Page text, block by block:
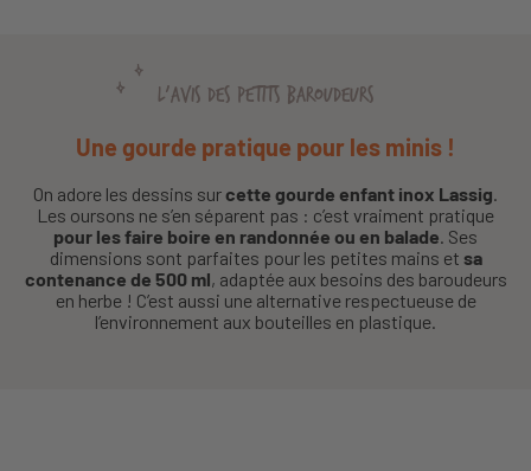
L'AVIS DES PETITS BAROUDEURS
Une gourde pratique pour les minis !
On adore les dessins surcette gourde enfant inox Lassig.
Les oursons ne s’en séparent pas : c’est vraiment pratique
pour les faire boire en randonnée ou en balade. Ses
dimensions sont parfaites pour les petites mains et sa
contenance de 500 ml, adaptée aux besoins des baroudeurs
en herbe ! C’est aussi une alternative respectueuse de
l’environnement aux bouteilles en plastique.